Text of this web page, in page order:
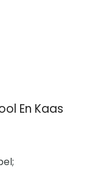
En Kaas